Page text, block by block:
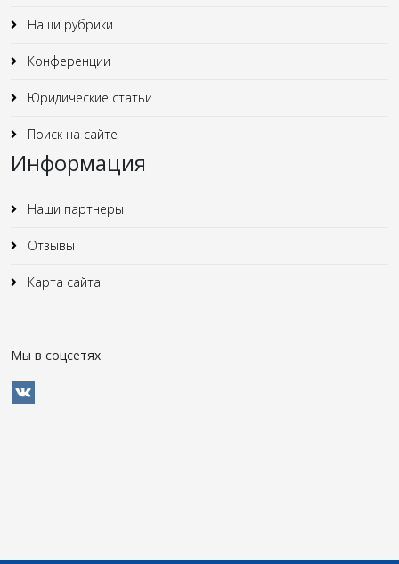
Наши рубрики
Конференции
Юридические статьи
Поиск на сайте
Информация
Наши партнеры
Отзывы
Карта сайта
Мы в соцсетях